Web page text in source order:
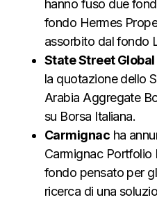
hanno fuso due
fondo Hermes
assorbito dal fondo
State Street
la quotazione dello
Arabia Aggregate
su Borsa Italiana.
Carmignac ha
Carmignac Portfolio
fondo pensato per
ricerca di una